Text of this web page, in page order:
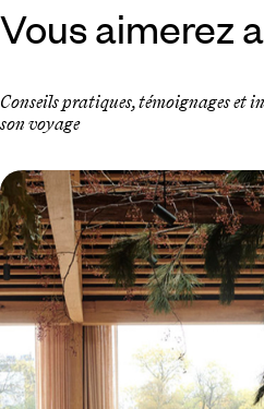
Vous aimerez
Conseils pratiques, témoignages et
son voyage